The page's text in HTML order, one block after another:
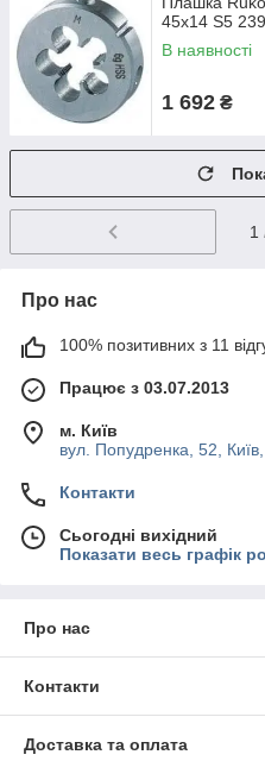
45x14 S5
В наявності
1 692 ₴
1
Про нас
100% позитивних з 11
Працює з 03.07.2013
м. Київ
вул. Попудренка, 52, Київ,
Контакти
Сьогодні вихідний
Показати весь графік
Про нас
Контакти
Доставка та оплата